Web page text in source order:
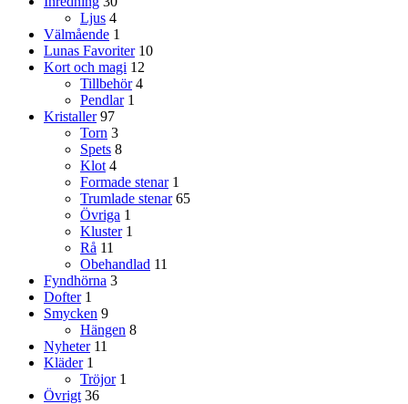
Ljus 4
Välmående 1
Lunas Favoriter 10
Kort och magi 12
Tillbehör 4
Pendlar 1
Kristaller 97
Torn 3
Spets 8
Klot 4
Formade stenar 1
Trumlade stenar 65
Övriga 1
Kluster 1
Rå 11
Obehandlad 11
Fyndhörna 3
Dofter 1
Smycken 9
Hängen 8
Nyheter 11
Kläder 1
Tröjor 1
Övrigt 36